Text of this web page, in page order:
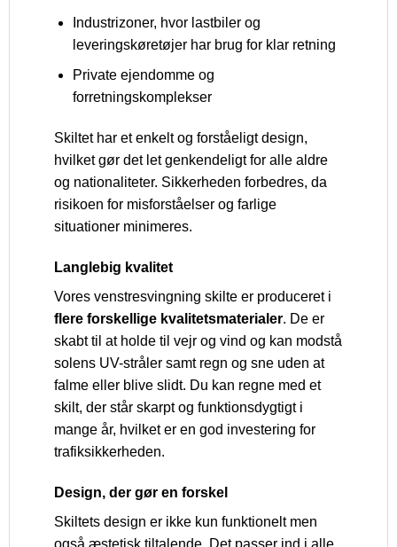
Industrizoner, hvor lastbiler og
leveringskøretøjer har brug for klar retning
Private ejendomme og
forretningskomplekser
Skiltet har et enkelt og forståeligt design,
hvilket gør det let genkendeligt for alle aldre
og nationaliteter. Sikkerheden forbedres, da
risikoen for misforståelser og farlige
situationer minimeres.
Langlebig kvalitet
Vores venstresvingning skilte er produceret i
flere forskellige kvalitetsmaterialer. De er
skabt til at holde til vejr og vind og kan modstå
solens UV-stråler samt regn og sne uden at
falme eller blive slidt. Du kan regne med et
skilt, der står skarpt og funktionsdygtigt i
mange år, hvilket er en god investering for
trafiksikkerheden.
Design, der gør en forskel
Skiltets design er ikke kun funktionelt men
også æstetisk tiltalende. Det passer ind i alle